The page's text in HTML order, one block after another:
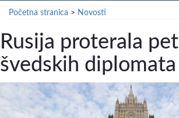
Početna stranica > Novosti
Rusija proterala pet
švedskih diplomata